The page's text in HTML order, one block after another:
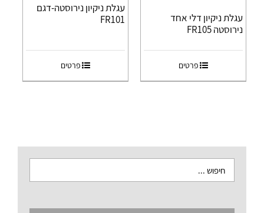
עגלת ניקיון דלי אחד
נירוסטה FR105
פרטים
עגלת ניקיון נירוסטה-דגם
FR101
פרטים